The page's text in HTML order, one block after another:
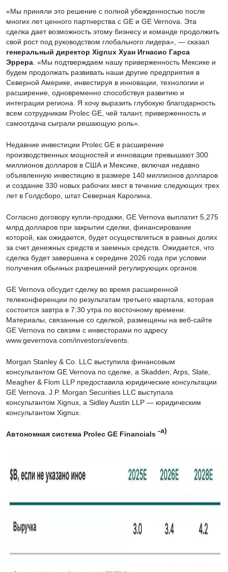
«Мы приняли это решение с полной убежденностью после
многих лет ценного партнерства с GE и GE Vernova. Эта
сделка дает возможность этому бизнесу и команде продолжить
свой рост под руководством глобального лидера», — сказал
генеральный директор Xignux Хуан Игнасио Гарса
Эррера . «Мы подтверждаем нашу приверженность Мексике и
будем продолжать развивать наши другие предприятия в
Северной Америке, инвестируя в инновации, технологии и
расширение, одновременно способствуя развитию и
интеграции региона. Я хочу выразить глубокую благодарность
всем сотрудникам Prolec GE, чей талант, приверженность и
самоотдача сыграли решающую роль».
Недавние инвестиции Prolec GE в расширение
производственных мощностей и инновации превышают 300
миллионов долларов в США и Мексике, включая недавно
объявленную инвестицию в размере 140 миллионов долларов
и создание 330 новых рабочих мест в течение следующих трех
лет в Голдсборо, штат Северная Каролина.
Согласно договору купли-продажи, GE Vernova выплатит 5,275
млрд долларов при закрытии сделки, финансирование
которой, как ожидается, будет осуществляться в равных долях
за счет денежных средств и заемных средств. Ожидается, что
сделка будет завершена к середине 2026 года при условии
получения обычных разрешений регулирующих органов.
GE Vernova обсудит сделку во время расширенной
телеконференции по результатам третьего квартала, которая
состоится завтра в 7:30 утра по восточному времени.
Материалы, связанные со сделкой, размещены на веб-сайте
GE Vernova по связям с инвесторами по адресу
www.gevernova.com/investors/events.
Morgan Stanley & Co. LLC выступила финансовым
консультантом GE Vernova по сделке, а Skadden, Arps, Slate,
Meagher & Flom LLP предоставила юридические консультации
GE Vernova. J.P. Morgan Securities LLC выступала
консультантом Xignux, а Sidley Austin LLP — юридическим
консультантом Xignux.
Автономная система Prolec GE Financials -a)